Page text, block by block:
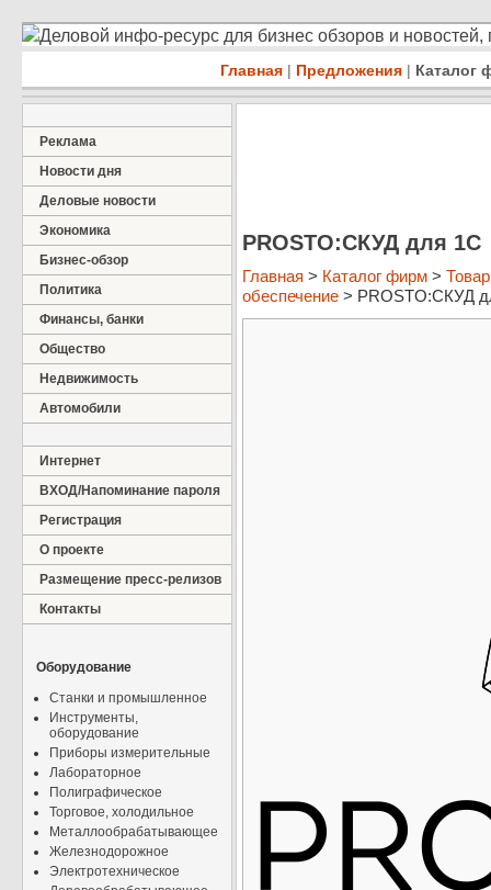
Деловой инфо-ресурс для бизнес обзоров и
Главная | Предложения | Каталог
Реклама
Новости дня
Деловые новости
Экономика
Бизнес-обзор
Политика
Финансы, банки
Общество
Недвижимость
Автомобили
Интернет
ВХОД/Напоминание пароля
Регистрация
О проекте
Размещение пресс-релизов
Контакты
Оборудование
Станки и промышленное
Инструменты,
оборудование
Приборы измерительные
Лабораторное
Полиграфическое
Торговое, холодильное
Металлообрабатывающее
Железнодорожное
Электротехническое
PROSTO:СКУД для 1С
Главная > Каталог фирм >
обеспечение > PROSTO:СКУД